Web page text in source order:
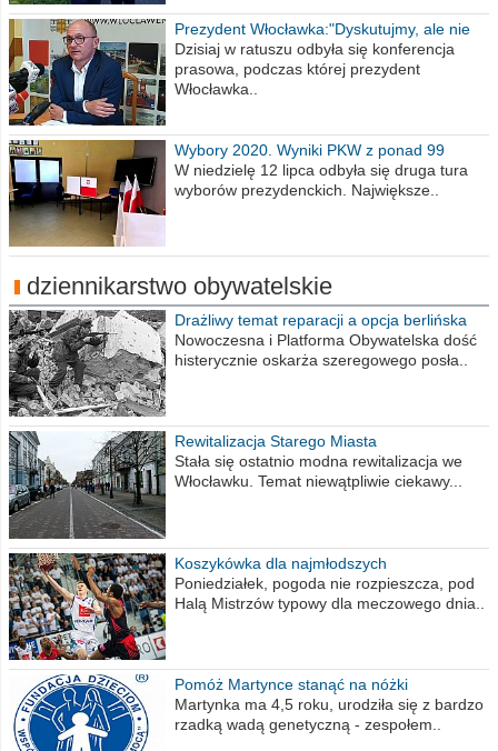
Prezydent Włocławka:"Dyskutujmy, ale nie
obrażajmy się”
Dzisiaj w ratuszu odbyła się konferencja
prasowa, podczas której prezydent
Włocławka..
Wybory 2020. Wyniki PKW z ponad 99
procent obwodów
W niedzielę 12 lipca odbyła się druga tura
wyborów prezydenckich. Największe..
dziennikarstwo obywatelskie
Drażliwy temat reparacji a opcja berlińska
Nowoczesna i Platforma Obywatelska dość
histerycznie oskarża szeregowego posła..
Rewitalizacja Starego Miasta
Stała się ostatnio modna rewitalizacja we
Włocławku. Temat niewątpliwie ciekawy...
Koszykówka dla najmłodszych
Poniedziałek, pogoda nie rozpieszcza, pod
Halą Mistrzów typowy dla meczowego dnia..
Pomóż Martynce stanąć na nóżki
Martynka ma 4,5 roku, urodziła się z bardzo
rzadką wadą genetyczną - zespołem..